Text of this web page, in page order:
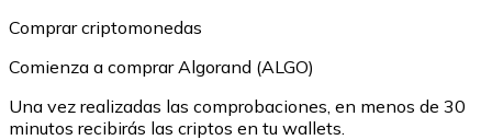
Comprar criptomonedas
Comienza a comprar Algorand (ALGO)
Una vez realizadas las comprobaciones, en menos de 30
minutos recibirás las criptos en tu wallets.